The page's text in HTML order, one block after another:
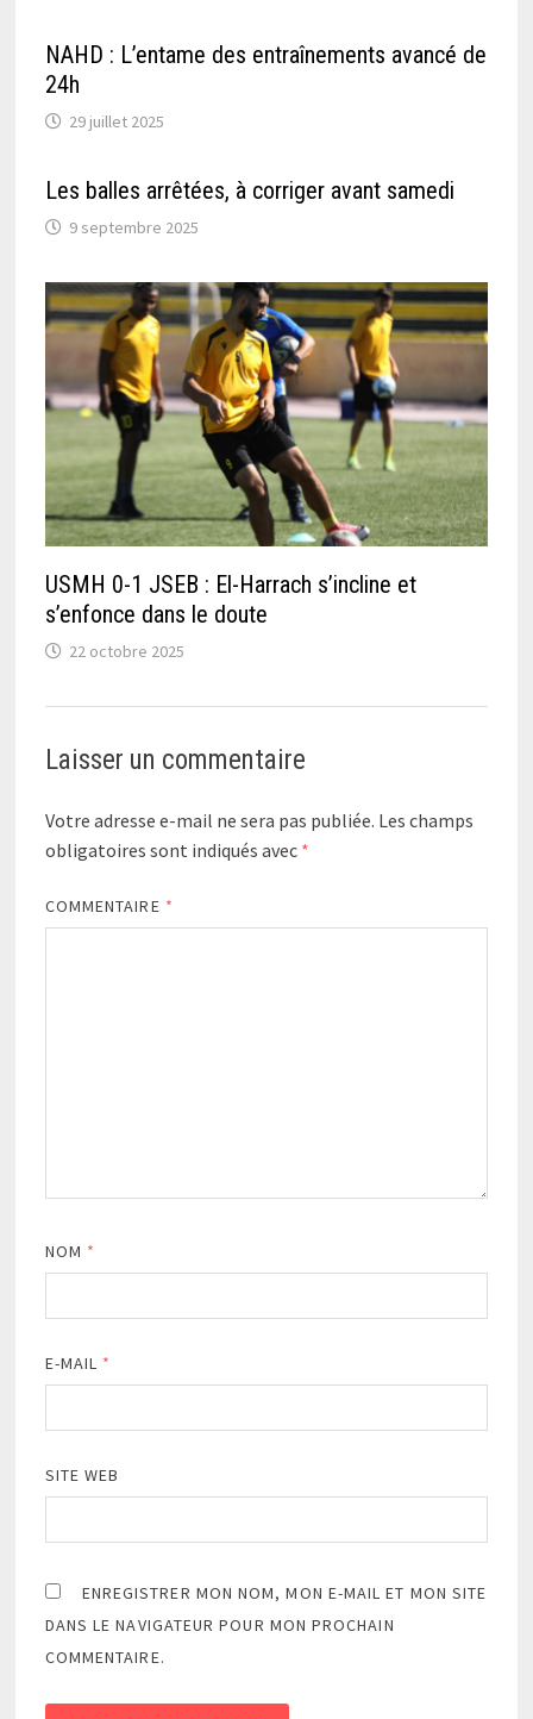
NAHD : L’entame des entraînements avancé de
24h
29 juillet 2025
Les balles arrêtées, à corriger avant samedi
9 septembre 2025
USMH 0-1 JSEB : El-Harrach s’incline et
s’enfonce dans le doute
22 octobre 2025
Laisser un commentaire
Votre adresse e-mail ne sera pas publiée. Les champs
obligatoires sont indiqués avec *
COMMENTAIRE *
NOM *
E-MAIL *
SITE WEB
ENREGISTRER MON NOM, MON E-MAIL ET MON SITE
DANS LE NAVIGATEUR POUR MON PROCHAIN
COMMENTAIRE.